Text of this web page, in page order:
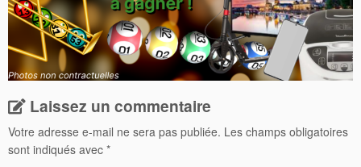
Laissez un commentaire
Votre adresse e-mail ne sera pas publiée. Les champs obligatoires
sont indiqués avec *